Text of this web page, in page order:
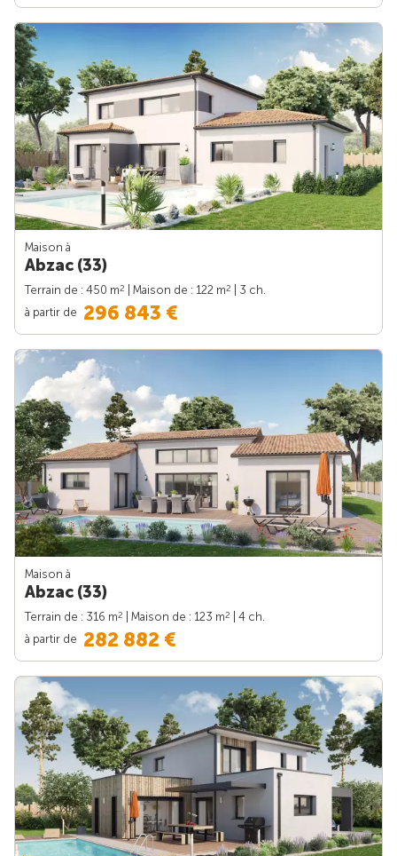
Maison à
Abzac (33)
Terrain de : 450 m2 | Maison de : 122 m2
| 3 ch.
à partir de 296 843 €
Maison à
Abzac (33)
Terrain de : 316 m2 | Maison de : 123 m2
| 4 ch.
à partir de 282 882 €